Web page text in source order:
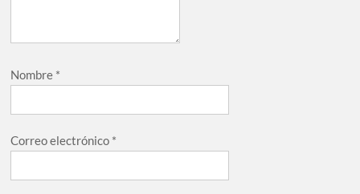
Nombre *
Correo electrónico *